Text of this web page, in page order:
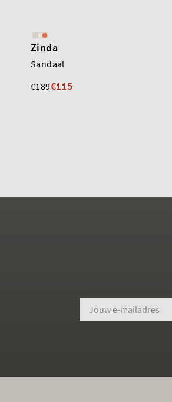
Zinda
Sandaal
€189€115